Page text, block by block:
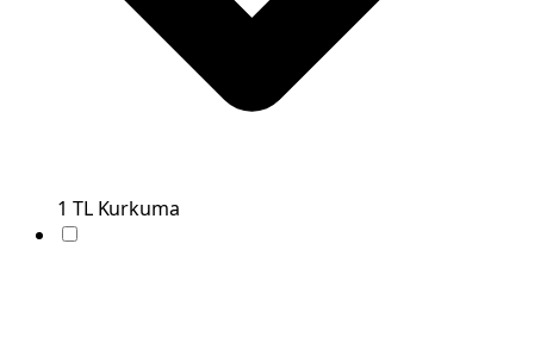
1 TL Kurkuma